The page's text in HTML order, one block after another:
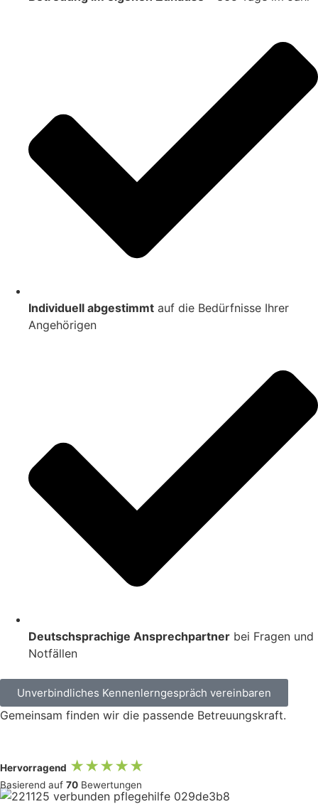
Individuell abgestimmt auf die Bedürfnisse Ihrer
Angehörigen
Deutschsprachige Ansprechpartner bei Fragen und
Notfällen
Unverbindliches Kennenlerngespräch vereinbaren
Gemeinsam finden wir die passende Betreuungskraft.
Hervorragend ★★★★★
Basierend auf 70 Bewertungen